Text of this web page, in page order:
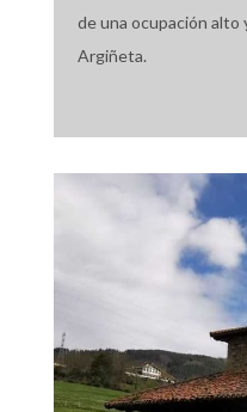
de una ocupación alto
Argiñeta.